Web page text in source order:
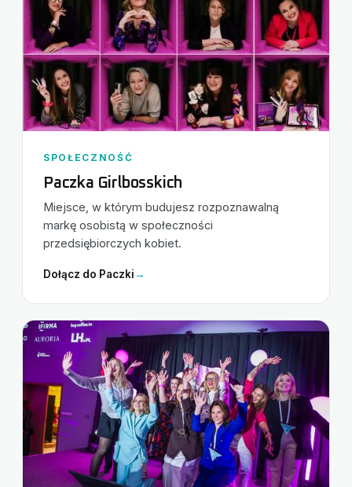
SPOŁECZNOŚĆ
Paczka Girlbosskich
Miejsce, w którym budujesz rozpoznawalną
markę osobistą w społeczności
przedsiębiorczych kobiet.
Dołącz do Paczki→